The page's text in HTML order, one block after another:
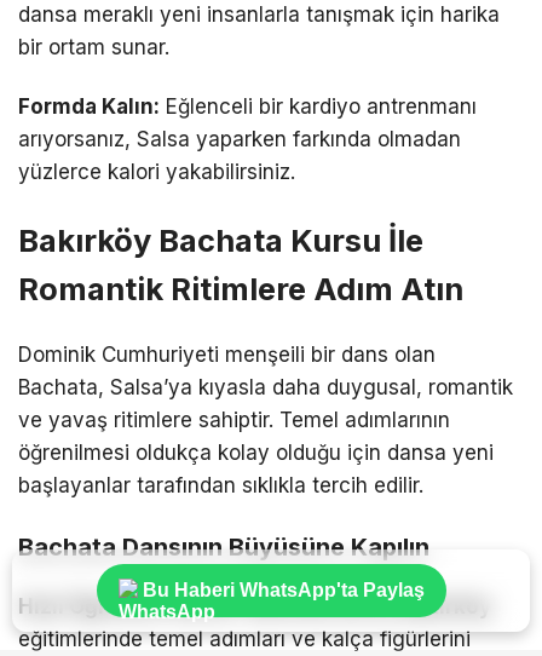
dansa meraklı yeni insanlarla tanışmak için harika
bir ortam sunar.
Formda Kalın: Eğlenceli bir kardiyo antrenmanı
arıyorsanız, Salsa yaparken farkında olmadan
yüzlerce kalori yakabilirsiniz.
Bakırköy Bachata Kursu İle
Romantik Ritimlere Adım Atın
Dominik Cumhuriyeti menşeili bir dans olan
Bachata, Salsa’ya kıyasla daha duygusal, romantik
ve yavaş ritimlere sahiptir. Temel adımlarının
öğrenilmesi oldukça kolay olduğu için dansa yeni
başlayanlar tarafından sıklıkla tercih edilir.
Bachata Dansının Büyüsüne Kapılın
Hızlı Öğrenme Süreci:
Bachata kursu Bakırköy
eğitimlerinde temel adımları ve kalça figürlerini
Bu Haberi WhatsApp'ta Paylaş